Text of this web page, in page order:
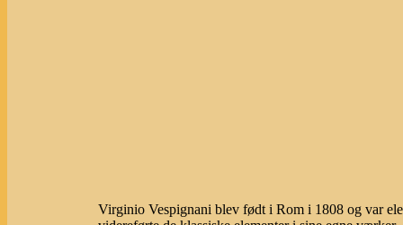
Virginio Vespignani blev født i Rom i 1808 og var